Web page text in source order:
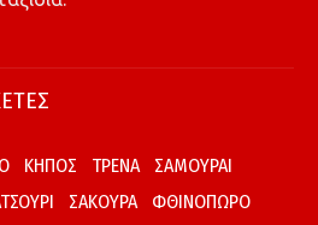
ΚΗΠΟΣ ΤΡΕΝΑ
ΣΑΜΟΥΡΑΙ
ΣΑΚΟΥΡΑ
ΦΘΙΝΟΠΩΡΟ